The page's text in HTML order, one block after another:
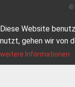
©
Diese Website
nutzt, gehen wir von
weitere Informationen